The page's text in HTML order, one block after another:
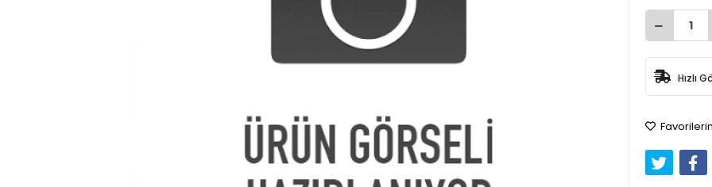
Hızlı